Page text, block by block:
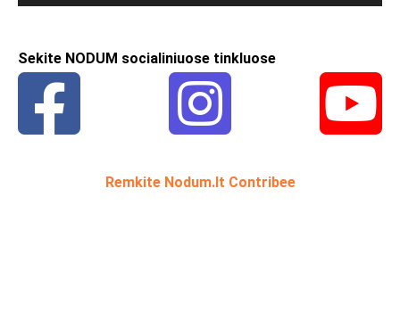
Sekite NODUM socialiniuose tinkluose
Remkite Nodum.lt Contribee